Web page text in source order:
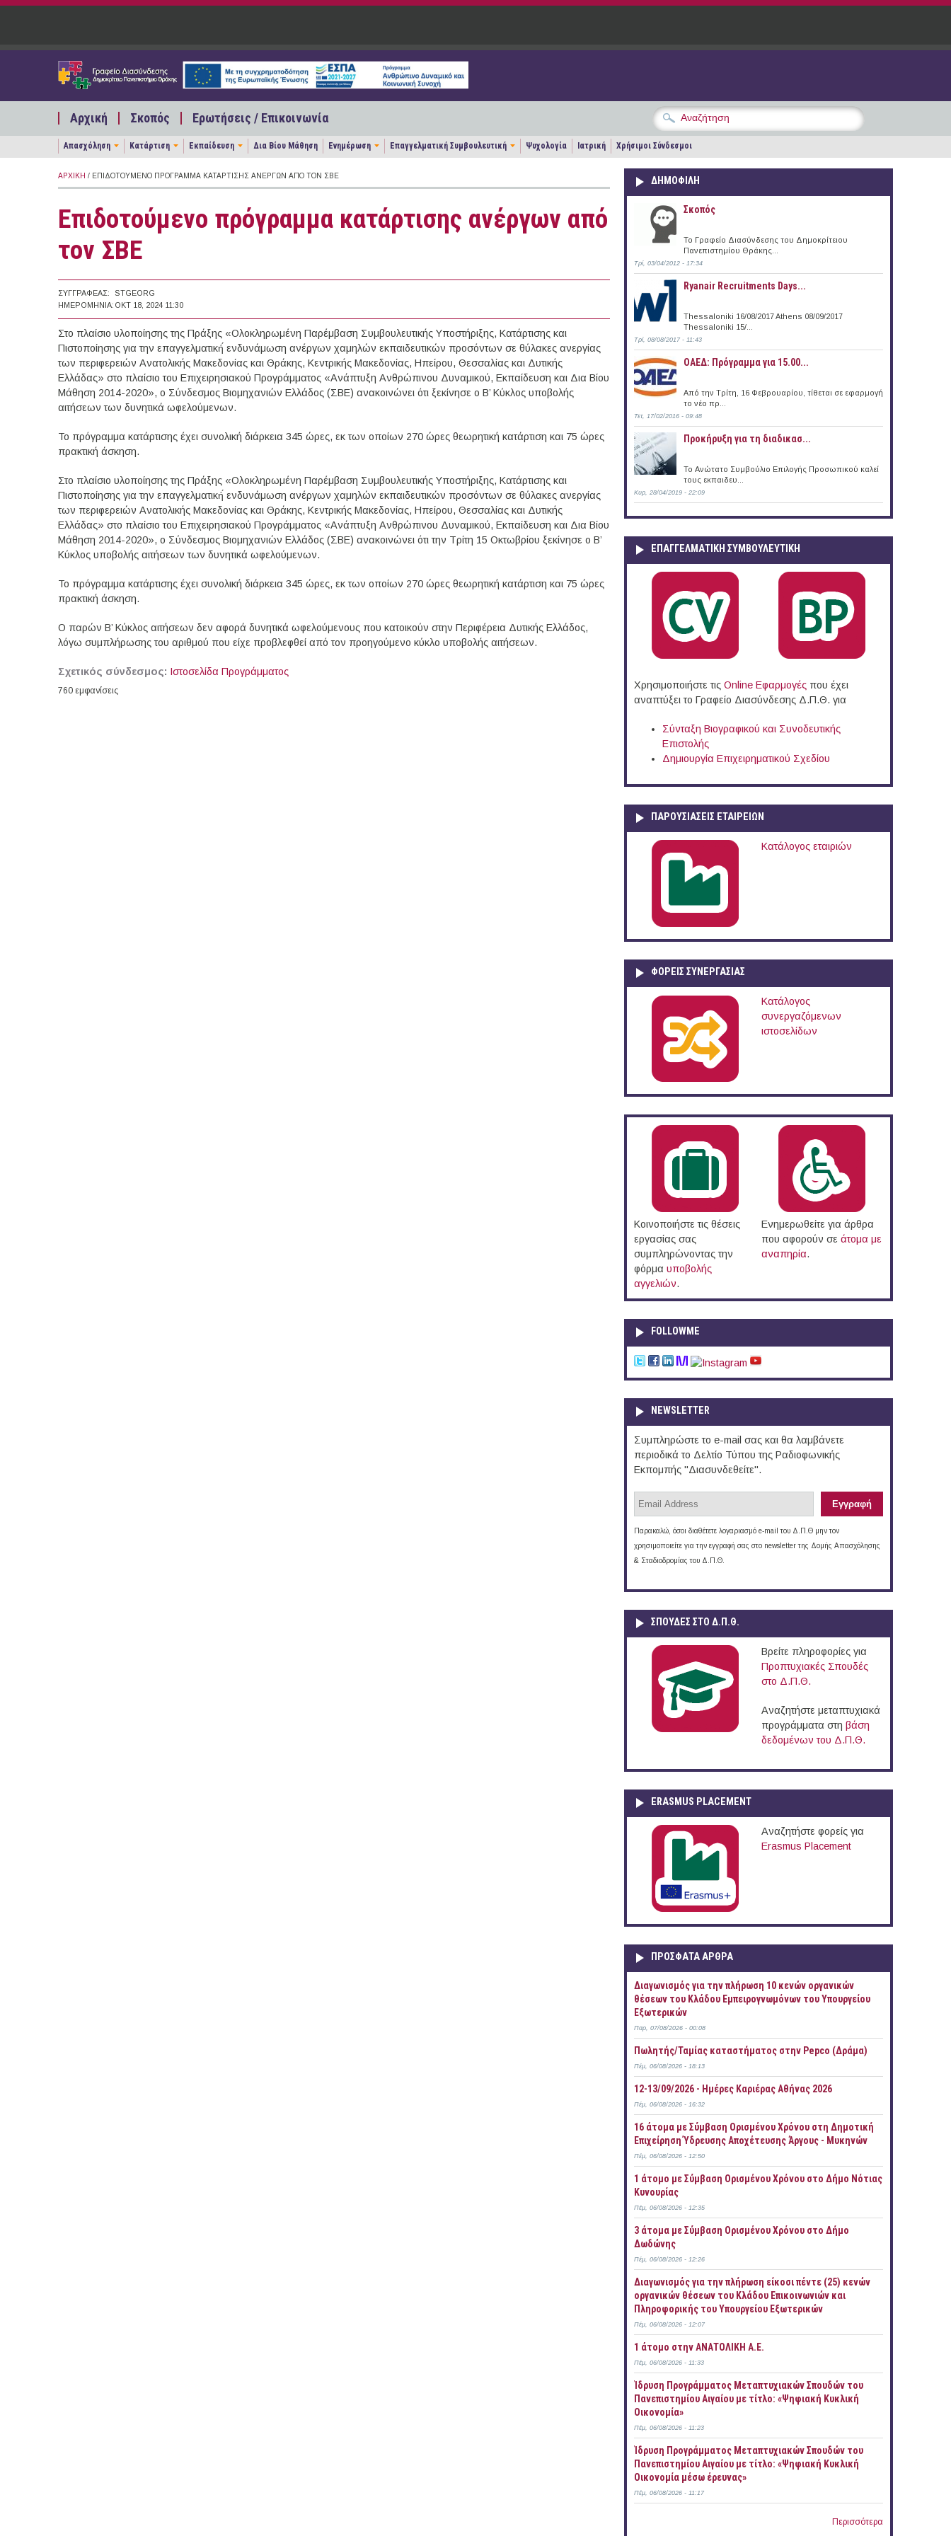
Παράκαμψη προς το κυρίως περιεχόμενο
Αρχική Σκοπός Ερωτήσεις / Επικοινωνία
Απασχόληση Κατάρτιση Εκπαίδευση Δια Βίου Μάθηση Ενημέρωση Επαγγελματική Συμβουλευτική Ψυχολογία Ιατρική Χρήσιμοι Σύνδεσμοι
ΑΡΧΙΚΉ / ΕΠΙΔΟΤΟΎΜΕΝΟ ΠΡΌΓΡΑΜΜΑ ΚΑΤΆΡΤΙΣΗΣ ΑΝΈΡΓΩΝ ΑΠΌ ΤΟΝ ΣΒΕ
Επιδοτούμενο πρόγραμμα κατάρτισης ανέργων από
τον ΣΒΕ
ΣΥΓΓΡΑΦΈΑΣ:
STGEORG
ΗΜΕΡΟΜΗΝΊΑ: ΟΚΤ 18, 2024 11:30
Στο πλαίσιο υλοποίησης της Πράξης «Ολοκληρωμένη Παρέμβαση Συμβουλευτικής Υποστήριξης, Κατάρτισης και
Πιστοποίησης για την επαγγελματική́ ενδυνάμωση ανέργων χαμηλών εκπαιδευτικών προσόντων σε θύλακες ανεργίας
των περιφερειών Ανατολικής Μακεδονίας και Θράκης, Κεντρικής Μακεδονίας, Ηπείρου, Θεσσαλίας και Δυτικής
Ελλάδας» στο πλαίσιο του Επιχειρησιακού Προγράμματος «Ανάπτυξη Ανθρώπινου Δυναμικού, Εκπαίδευση και Δια Βίου
Μάθηση 2014-2020», ο Σύνδεσμος Βιομηχανιών Ελλάδος (ΣΒΕ) ανακοινώνει ότι ξεκίνησε ο Β’ Κύκλος υποβολής
αιτήσεων των δυνητικά ωφελούμενων.
Το πρόγραμμα κατάρτισης έχει συνολική διάρκεια 345 ώρες, εκ των οποίων 270 ώρες θεωρητική κατάρτιση και 75 ώρες
πρακτική άσκηση.
Στο πλαίσιο υλοποίησης της Πράξης «Ολοκληρωμένη Παρέμβαση Συμβουλευτικής Υποστήριξης, Κατάρτισης και
Πιστοποίησης για την επαγγελματική́ ενδυνάμωση ανέργων χαμηλών εκπαιδευτικών προσόντων σε θύλακες ανεργίας
των περιφερειών Ανατολικής Μακεδονίας και Θράκης, Κεντρικής Μακεδονίας, Ηπείρου, Θεσσαλίας και Δυτικής
Ελλάδας» στο πλαίσιο του Επιχειρησιακού Προγράμματος «Ανάπτυξη Ανθρώπινου Δυναμικού, Εκπαίδευση και Δια Βίου
Μάθηση 2014-2020», ο Σύνδεσμος Βιομηχανιών Ελλάδος (ΣΒΕ) ανακοινώνει ότι την Τρίτη 15 Οκτωβρίου ξεκίνησε ο Β’
Κύκλος υποβολής αιτήσεων των δυνητικά ωφελούμενων.
Το πρόγραμμα κατάρτισης έχει συνολική διάρκεια 345 ώρες, εκ των οποίων 270 ώρες θεωρητική κατάρτιση και 75 ώρες
πρακτική άσκηση.
Ο παρών Β’ Κύκλος αιτήσεων δεν αφορά δυνητικά ωφελούμενους που κατοικούν στην Περιφέρεια Δυτικής Ελλάδος,
λόγω συμπλήρωσης του αριθμού που είχε προβλεφθεί από τον προηγούμενο κύκλο υποβολής αιτήσεων.
Σχετικός σύνδεσμος: Ιστοσελίδα Προγράμματος
760 εμφανίσεις
ΔΗΜΟΦΙΛΗ
Σκοπός
Το Γραφείο Διασύνδεσης του Δημοκρίτειου
Πανεπιστημίου Θράκης...
Τρί, 03/04/2012 - 17:34
Ryanair Recruitments Days...
Thessaloniki 16/08/2017 Athens 08/09/2017
Thessaloniki 15/...
Τρί, 08/08/2017 - 11:43
ΟΑΕΔ: Πρόγραμμα για 15.00...
Από την Τρίτη, 16 Φεβρουαρίου, τίθεται σε εφαρμογή
το νέο πρ...
Τετ, 17/02/2016 - 09:48
Προκήρυξη για τη διαδικασ...
Το Ανώτατο Συμβούλιο Επιλογής Προσωπικού καλεί
τους εκπαιδευ...
Κυρ, 28/04/2019 - 22:09
ΕΠΑΓΓΕΛΜΑΤΙΚΉ ΣΥΜΒΟΥΛΕΥΤΙΚΉ
Χρησιμοποιήστε τις Online Eφαρμογές που έχει
αναπτύξει το Γραφείο Διασύνδεσης Δ.Π.Θ. για
Σύνταξη Βιογραφικού και Συνοδευτικής
Επιστολής
Δημιουργία Επιχειρηματικού Σχεδίου
ΠΑΡΟΥΣΙΆΣΕΙΣ ΕΤΑΙΡΕΙΏΝ
Κατάλογος εταιριών
ΦΟΡΕΙΣ ΣΥΝΕΡΓΑΣΙΑΣ
Κατάλογος
συνεργαζόμενων
ιστοσελίδων
Κοινοποιήστε τις θέσεις
εργασίας σας
συμπληρώνοντας την
φόρμα υποβολής
αγγελιών.
Ενημερωθείτε για άρθρα
που αφορούν σε άτομα με
αναπηρία.
FOLLOWME
NEWSLETTER
Συμπληρώστε το e-mail σας και θα λαμβάνετε
περιοδικά το Δελτίο Τύπου της Ραδιοφωνικής
Εκπομπής "Διασυνδεθείτε".
Παρακαλώ, όσοι διαθέτετε λογαριασμό e-mail του Δ.Π.Θ μην τον
χρησιμοποιείτε για την εγγραφή σας στο newsletter της Δομής Απασχόλησης
& Σταδιοδρομίας του Δ.Π.Θ.
ΣΠΟΥΔΈΣ ΣΤΟ Δ.Π.Θ.
Βρείτε πληροφορίες για
Προπτυχιακές Σπουδές
στο Δ.Π.Θ.
Αναζητήστε μεταπτυχιακά
προγράμματα στη βάση
δεδομένων του Δ.Π.Θ.
ERASMUS PLACEMENT
Αναζητήστε φορείς για
Erasmus Placement
ΠΡOΣΦΑΤΑ AΡΘΡΑ
Διαγωνισμός για την πλήρωση 10 κενών οργανικών
θέσεων του Κλάδου Εμπειρογνωμόνων του Υπουργείου
Εξωτερικών
Παρ, 07/08/2026 - 00:08
Πωλητής/Ταμίας καταστήματος στην Pepco (Δράμα)
Πέμ, 06/08/2026 - 18:13
12-13/09/2026 - Ημέρες Καριέρας Αθήνας 2026
Πέμ, 06/08/2026 - 16:32
16 άτομα με Σύμβαση Ορισμένου Χρόνου στη Δημοτική
Επιχείρηση Ύδρευσης Αποχέτευσης Άργους - Μυκηνών
Πέμ, 06/08/2026 - 12:50
1 άτομο με Σύμβαση Ορισμένου Χρόνου στο Δήμο Νότιας
Κυνουρίας
Πέμ, 06/08/2026 - 12:35
3 άτομα με Σύμβαση Ορισμένου Χρόνου στο Δήμο
Δωδώνης
Πέμ, 06/08/2026 - 12:26
Διαγωνισμός για την πλήρωση είκοσι πέντε (25) κενών
οργανικών θέσεων του Κλάδου Επικοινωνιών και
Πληροφορικής του Υπουργείου Εξωτερικών
Πέμ, 06/08/2026 - 12:07
1 άτομο στην ΑΝΑΤΟΛΙΚΗ Α.Ε.
Πέμ, 06/08/2026 - 11:33
Ίδρυση Προγράμματος Μεταπτυχιακών Σπουδών του
Πανεπιστημίου Αιγαίου με τίτλο: «Ψηφιακή Κυκλική
Οικονομία»
Πέμ, 06/08/2026 - 11:23
Ίδρυση Προγράμματος Μεταπτυχιακών Σπουδών του
Πανεπιστημίου Αιγαίου με τίτλο: «Ψηφιακή Κυκλική
Οικονομία μέσω έρευνας»
Πέμ, 06/08/2026 - 11:17
Περισσότερα